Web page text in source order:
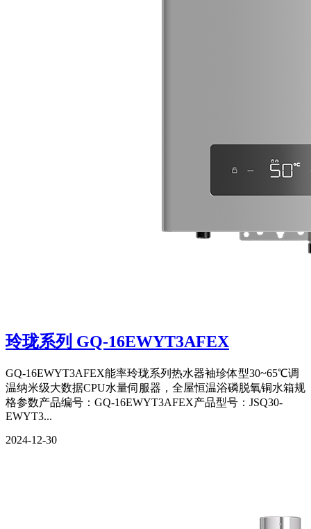
玲珑系列 GQ-16EWYT3AFEX
GQ-16EWYT3AFEX能率玲珑系列热水器袖珍体型30~65℃调
温纳米级大数据CPU水量伺服器，全屋恒温浴磷脱氧铜水箱规
格参数产品编号：GQ-16EWYT3AFEX产品型号：JSQ30-
EWYT3...
2024-12-30